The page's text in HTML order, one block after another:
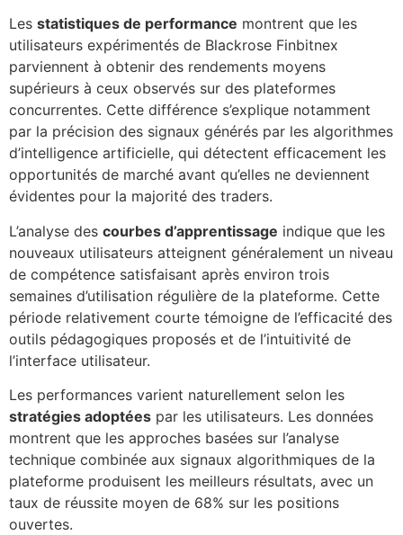
Les statistiques de performance montrent que les
utilisateurs expérimentés de Blackrose Finbitnex
parviennent à obtenir des rendements moyens
supérieurs à ceux observés sur des plateformes
concurrentes. Cette différence s’explique notamment
par la précision des signaux générés par les algorithmes
d’intelligence artificielle, qui détectent efficacement les
opportunités de marché avant qu’elles ne deviennent
évidentes pour la majorité des traders.
L’analyse des courbes d’apprentissage indique que les
nouveaux utilisateurs atteignent généralement un niveau
de compétence satisfaisant après environ trois
semaines d’utilisation régulière de la plateforme. Cette
période relativement courte témoigne de l’efficacité des
outils pédagogiques proposés et de l’intuitivité de
l’interface utilisateur.
Les performances varient naturellement selon les
stratégies adoptées par les utilisateurs. Les données
montrent que les approches basées sur l’analyse
technique combinée aux signaux algorithmiques de la
plateforme produisent les meilleurs résultats, avec un
taux de réussite moyen de 68% sur les positions
ouvertes.